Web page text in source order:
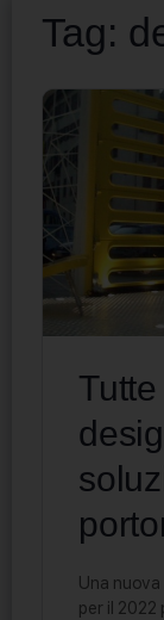
Tag:
Una nuova
per il 2022